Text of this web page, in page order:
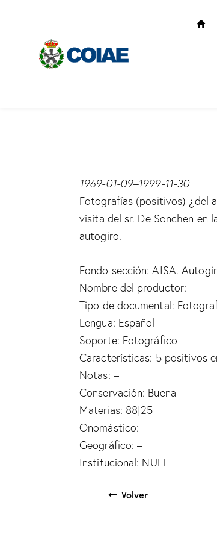
1969-01-09–1999-11-30
Fotografías (positivos) ¿del
visita del sr. De Sonchen en
autogiro.
Fondo sección: AISA.
Nombre del productor: –
Tipo de documental:
Lengua: Español
Soporte: Fotográfico
Características: 5 positivos
Notas: –
Conservación: Buena
Materias: 88|25
Onomástico: –
Geográfico: –
Institucional: NULL
Volver